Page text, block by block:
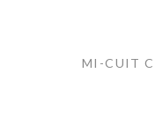
MI-CUIT